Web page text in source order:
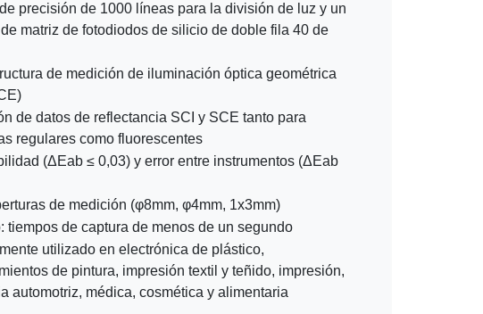
precisión de 1000 líneas para la división de luz y un
matriz de fotodiodos de silicio de doble fila 40 de
de medición de iluminación óptica geométrica
de datos de reflectancia SCI y SCE tanto para
regulares como fluorescentes
(ΔEab ≤ 0,03) y error entre instrumentos (ΔEab
de medición (φ8mm, φ4mm, 1x3mm)
tiempos de captura de menos de un segundo
utilizado en electrónica de plástico,
de pintura, impresión textil y teñido, impresión,
automotriz, médica, cosmética y alimentaria